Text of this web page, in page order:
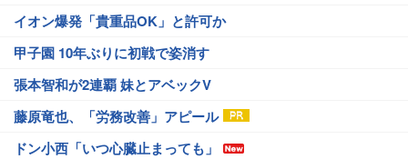
イオン爆発「貴重品OK」と許可か
甲子園 10年ぶりに初戦で姿消す
張本智和が2連覇 妹とアベックV
藤原竜也、「労務改善」アピール
ドン小西「いつ心臓止まっても」